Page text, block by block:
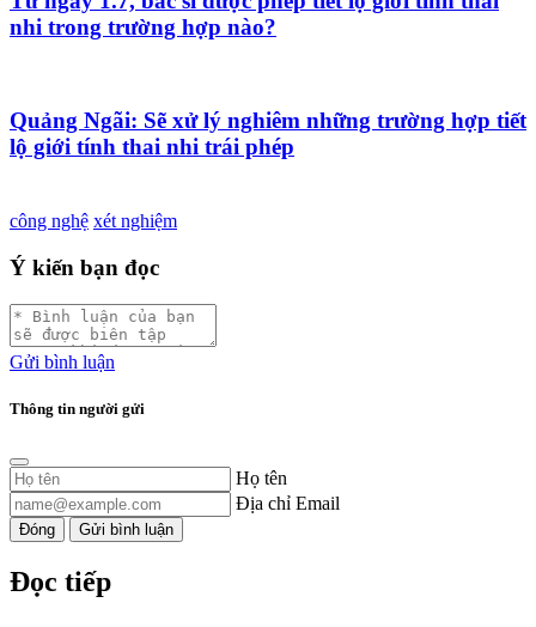
nhi trong trường hợp nào?
Quảng Ngãi: Sẽ xử lý nghiêm những trường hợp tiết
lộ giới tính thai nhi trái phép
công nghệ xét nghiệm
Ý kiến bạn đọc
Gửi bình luận
Thông tin người gửi
Họ tên
Địa chỉ Email
Đóng Gửi bình luận
Đọc tiếp